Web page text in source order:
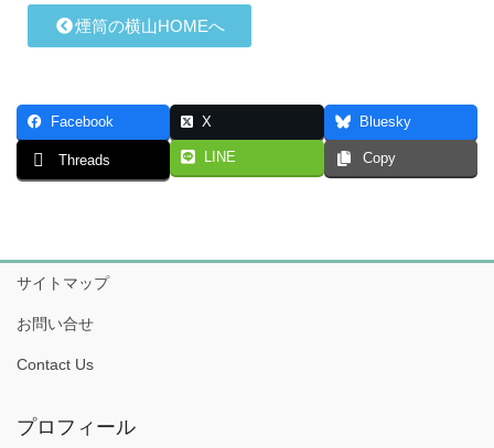
煙筒の横山HOMEへ
Facebook X Bluesky
Threads LINE Copy
サイトマップ
お問い合せ
Contact Us
プロフィール